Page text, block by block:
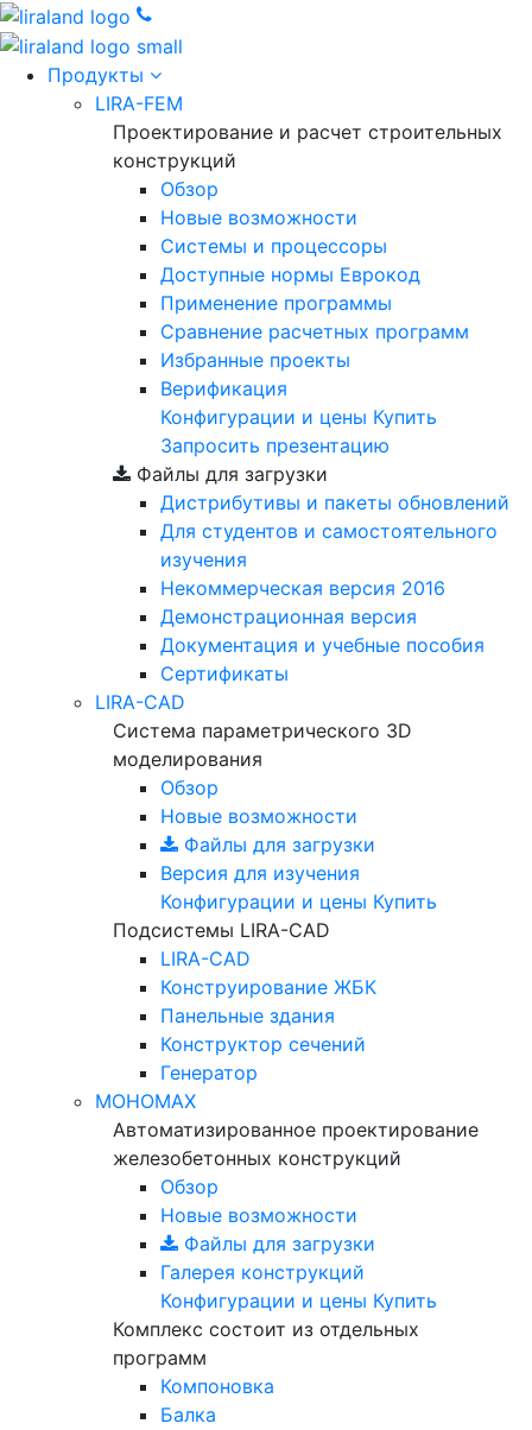
Продукты
LIRA-FEM
Проектирование и расчет строительных
конструкций
Обзор
Новые возможности
Cистемы и процессоры
Доступные нормы Еврокод
Применение программы
Сравнение расчетных программ
Избранные проекты
Верификация
Конфигурации и цены Купить
Запросить презентацию
Файлы для загрузки
Дистрибутивы и пакеты обновлений
Для студентов и самостоятельного
изучения
Некоммерческая версия 2016
Демонстрационная версия
Документация и учебные пособия
Сертификаты
LIRA-CAD
Система параметрического 3D
моделирования
Обзор
Новые возможности
Файлы для загрузки
Версия для изучения
Конфигурации и цены Купить
Подсистемы LIRA-CAD
LIRA-CAD
Конструирование ЖБК
Панельные здания
Конструктор сечений
Генератор
МОНОМАХ
Автоматизированное проектирование
железобетонных конструкций
Обзор
Новые возможности
Файлы для загрузки
Галерея конструкций
Конфигурации и цены Купить
Комплекс состоит из отдельных
программ
Компоновка
Балка